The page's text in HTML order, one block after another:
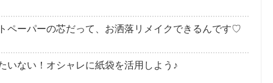
ペーパーの芯だって、お洒落リメイクできるんです♡
いない！オシャレに紙袋を活用しよう♪